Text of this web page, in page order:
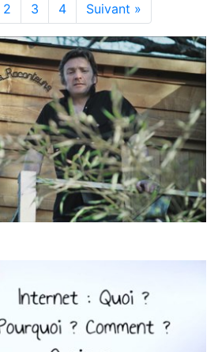
2 3 4 Suivant »